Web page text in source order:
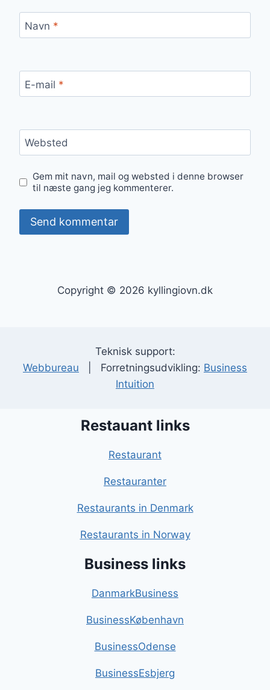
Navn *
E-mail *
Websted
Gem mit navn, mail og websted i denne browser
til næste gang jeg kommenterer.
Copyright © 2026 kyllingiovn.dk
Teknisk support:
Webbureau | Forretningsudvikling: Business
Intuition
Restauant links
Restaurant
Restauranter
Restaurants in Denmark
Restaurants in Norway
Business links
DanmarkBusiness
BusinessKøbenhavn
BusinessOdense
BusinessEsbjerg